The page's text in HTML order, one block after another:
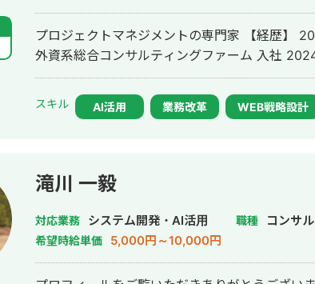
役として参画。経営実務と複数の事業グロース
業主として主にエンタープライズ企業向けの
(株)Elsantとして法人化。ERP及びSFA/CRM構
規導入PJT/PMO ・大手フィットネス会社/
代理店会社様〜全社横断での顧客管理と分析基盤の構築〜 【プ
リ】 ・店舗ごとに属人的に管理されていた、
ムでのインセンティブ、売上情報をSalesforce
platformをCRM基盤としData connect とMule
とのリアルタイム同期を実現 ・Tableauを連携
プロジェクトマネジメントの専門家 【経歴】 2018年 同志社大学 入学 2022年
外資系総合コンサルティングファーム 入社
スキル AI活用 業務改革 WEB戦略設計
滝川 一毅
対応業務 システム開発・AI活用 職種 コンサ
希望時給単価 5,000円～10,000円